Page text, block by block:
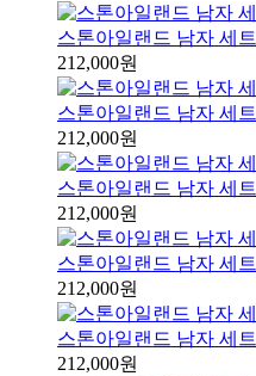
스톤아일랜드 남자 세트
212,000원
스톤아일랜드 남자 세트
212,000원
스톤아일랜드 남자 세트
212,000원
스톤아일랜드 남자 세트
212,000원
스톤아일랜드 남자 세트
212,000원